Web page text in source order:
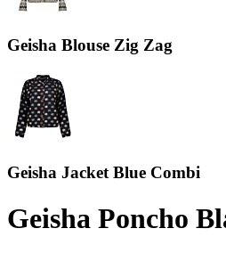
Geisha Blouse Zig Zag
Geisha Jacket Blue Combi
Geisha Poncho